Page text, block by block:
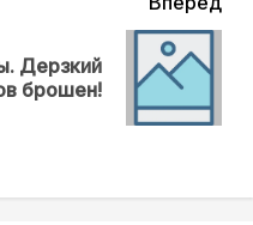
Дерзкий
брошен!